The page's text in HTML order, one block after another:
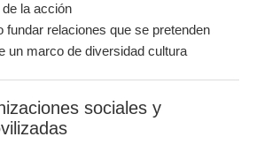
la acción
fundar relaciones que se pretenden
un marco de diversidad cultura
sociales y